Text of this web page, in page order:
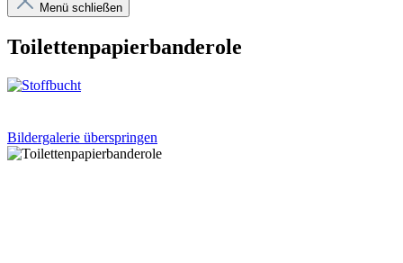
Menü schließen
Toilettenpapierbanderole
Bildergalerie überspringen